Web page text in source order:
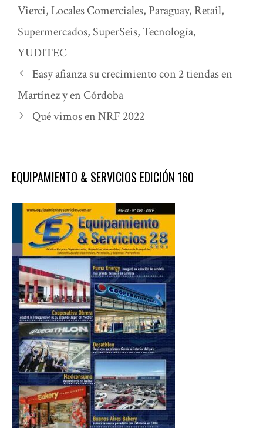
Vierci,Locales Comerciales, Paraguay, Retail,
Supermercados, SuperSeis,Tecnología,
YUDITEC
Easy afianza su crecimiento con 2 tiendas en
Martínez y en Córdoba
Qué vimos en NRF 2022
EQUIPAMIENTO & SERVICIOS EDICIÓN 160